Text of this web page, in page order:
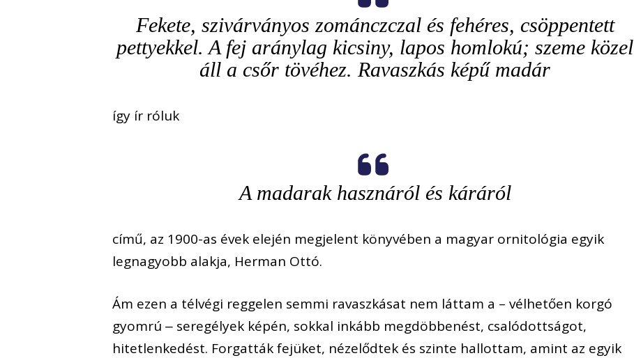
Fekete, szivárványos zománczczal és fehéres, csöppentett
pettyekkel. A fej aránylag kicsiny, lapos homlokú; szeme közel
áll a csőr tövéhez. Ravaszkás képű madár
így ír róluk
A madarak hasznáról és káráról
című, az 1900-as évek elején megjelent könyvében a magyar ornitológia egyik
legnagyobb alakja, Herman Ottó.
Ám ezen a télvégi reggelen semmi ravaszkásat nem láttam a – vélhetően korgó
gyomrú ‒ seregélyek képén, sokkal inkább megdöbbenést, csalódottságot,
hitetlenkedést. Forgatták fejüket, nézelődtek és szinte hallottam, amint az egyik